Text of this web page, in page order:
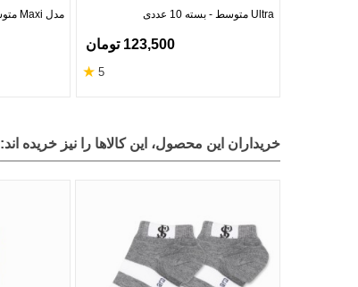
Ultra متوسط - بسته 10 عددی
123,500 تومان
5
★
مدل Maxi متوسط - بسته 10 عددی
خریداران این محصول، این کالاها را نیز خریده اند: